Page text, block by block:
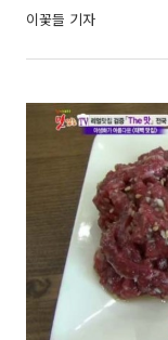
이꽃들 기자